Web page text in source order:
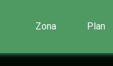
Zona Plan